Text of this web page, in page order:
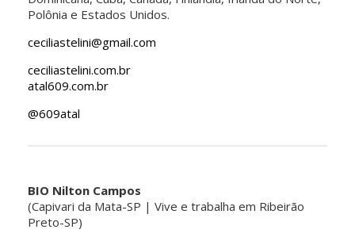
Polônia e Estados Unidos.
ceciliastelini@gmail.com
ceciliastelini.com.br
atal609.com.br
@609atal
BIO Nilton Campos
(Capivari da Mata-SP | Vive e trabalha em Ribeirão
Preto-SP)